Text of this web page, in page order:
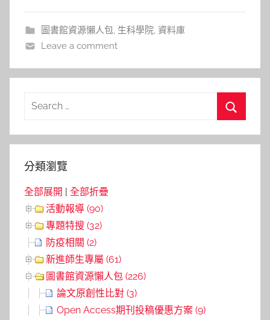
l
a
l
圖書館資源懶人包, 生科學院, 資料庫
Leave a comment
Search
分類瀏覽
全部展開 | 全部折疊
活動報導 (90)
專題特搜 (32)
防疫相關 (2)
新進師生專屬 (61)
圖書館資源懶人包 (226)
論文原創性比對 (3)
Open Access期刊投稿優惠方案 (9)